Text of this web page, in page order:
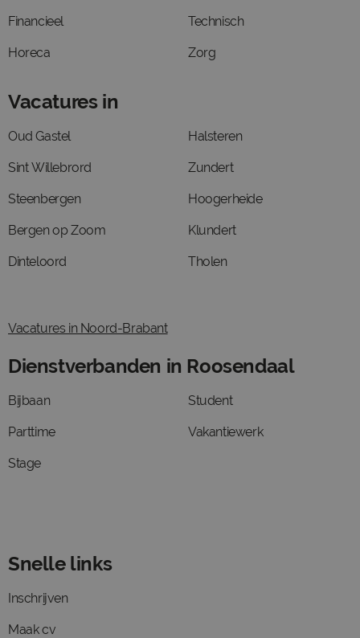
Financieel
Horeca
Technisch
Zorg
Vacatures in
Oud Gastel
Sint Willebrord
Steenbergen
Bergen op Zoom
Dinteloord
Halsteren
Zundert
Hoogerheide
Klundert
Tholen
Vacatures in Noord-Brabant
Dienstverbanden in Roosendaal
Bijbaan
Parttime
Stage
Student
Vakantiewerk
Snelle links
Inschrijven
Maak cv